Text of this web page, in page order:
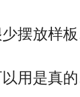
少摆放样
以用是真